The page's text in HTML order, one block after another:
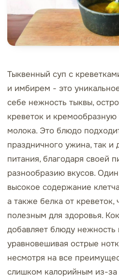
Тыквенный суп с
и имбирем - это
себе нежность тыквы,
креветок и кремообразную
молока. Это блюдо
праздничного ужина, так и
питания, благодаря своей
разнообразию вкусов.
высокое содержание
а также белка от креветок,
полезным для здоровья.
добавляет блюду нежность
уравновешивая острые
несмотря на все
слишком калорийным из-за